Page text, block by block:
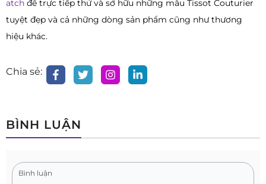
atch để trực tiếp thử và sở hữu những mẫu Tissot Couturier
tuyệt đẹp và cả những dòng sản phẩm cũng như thương
hiệu khác.
Chia sẻ:
BÌNH LUẬN